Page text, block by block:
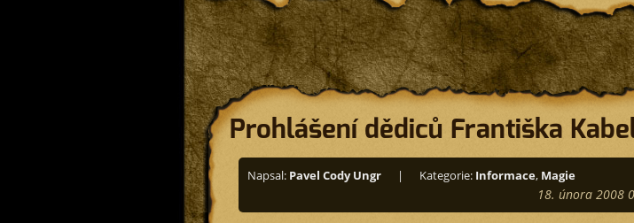
Prohlášení dědiců Františka
Napsal: Pavel Cody Ungr | Kategorie: Informace, Magie
18. února 2008